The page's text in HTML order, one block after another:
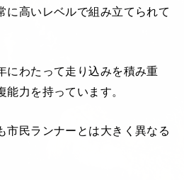
に高いレベルで組み立てられて
にわたって走り込みを積み重
力を持っています。
市民ランナーとは大きく異なる